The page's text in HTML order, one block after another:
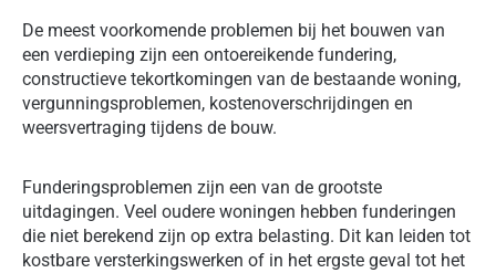
De meest voorkomende problemen bij het bouwen van
een verdieping zijn een ontoereikende fundering,
constructieve tekortkomingen van de bestaande woning,
vergunningsproblemen, kostenoverschrijdingen en
weersvertraging tijdens de bouw.
Funderingsproblemen zijn een van de grootste
uitdagingen. Veel oudere woningen hebben funderingen
die niet berekend zijn op extra belasting. Dit kan leiden tot
kostbare versterkingswerken of in het ergste geval tot het